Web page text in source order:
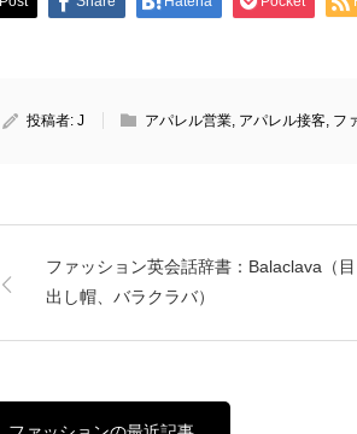
投稿者: J アパレル営業, アパレル接客, フ
ファッション英会話辞書：Balaclava（目
出し帽、バラクラバ）